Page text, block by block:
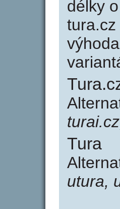
délky
Tura
utura,